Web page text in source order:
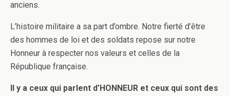
anciens.
L’histoire militaire a sa part d’ombre. Notre fierté d’être
des hommes de loi et des soldats repose sur notre
Honneur à respecter nos valeurs et celles de la
République française.
Il y a ceux qui parlent d’HONNEUR et ceux qui sont des